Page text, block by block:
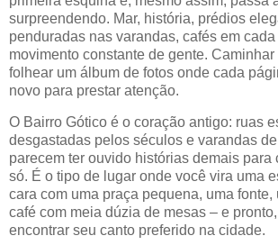
surpreendendo. Mar, história, prédios
penduradas nas varandas, cafés em
movimento constante de gente.
folhear um álbum de fotos onde cada
novo para prestar atenção.
O Bairro Gótico é o coração antigo: ruas
desgastadas pelos séculos e varandas
parecem ter ouvido histórias demais para
só. É o tipo de lugar onde você vira uma
cara com uma praça pequena, uma fonte,
café com meia dúzia de mesas – e
encontrar seu canto preferido na cidade.